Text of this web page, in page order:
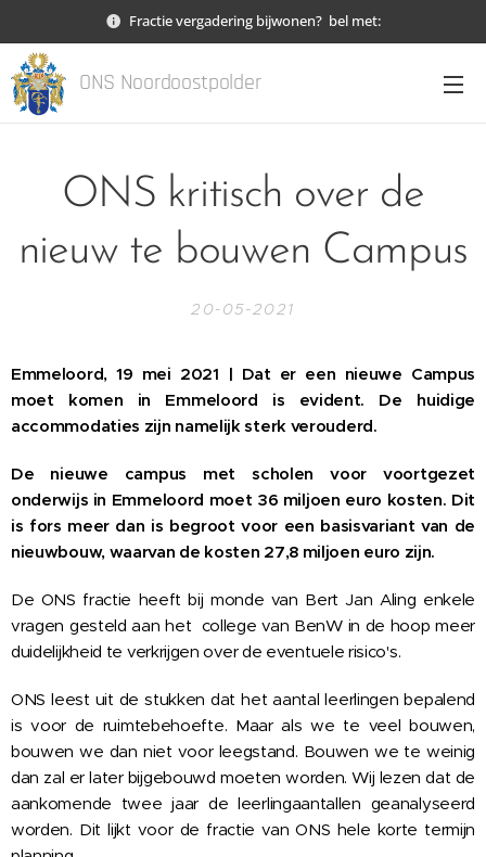
Fractie vergadering bijwonen? bel met:
ONS Noordoostpolder
ONS kritisch over de
nieuw te bouwen Campus
20-05-2021
Emmeloord, 19 mei 2021 | Dat er een nieuwe Campus
moet komen in Emmeloord is evident. De huidige
accommodaties zijn namelijk sterk verouderd.
De nieuwe campus met scholen voor voortgezet
onderwijs in Emmeloord moet 36 miljoen euro kosten. Dit
is fors meer dan is begroot voor een basisvariant van de
nieuwbouw, waarvan de kosten 27,8 miljoen euro zijn.
De ONS fractie heeft bij monde van Bert Jan Aling enkele
vragen gesteld aan het college van BenW in de hoop meer
duidelijkheid te verkrijgen over de eventuele risico's.
ONS leest uit de stukken dat het aantal leerlingen bepalend
is voor de ruimtebehoefte. Maar als we te veel bouwen,
bouwen we dan niet voor leegstand. Bouwen we te weinig
dan zal er later bijgebouwd moeten worden. Wij lezen dat de
aankomende twee jaar de leerlingaantallen geanalyseerd
worden. Dit lijkt voor de fractie van ONS hele korte termijn